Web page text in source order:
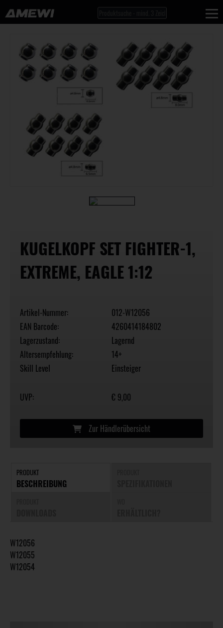
KUGELKOPF SET FIGHTER-1,
EXTREME, EAGLE 1:12
Artikel-Nummer:
012-W12056
EAN Barcode:
4260414184802
Lagerzustand:
Lagernd
Altersempfehlung:
14+
Skill Level
Einsteiger
UVP: € 9,00
Zur Händlerübersicht
PRODUKT
BESCHREIBUNG
W12056
W12055
W12054